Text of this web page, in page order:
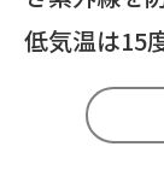
低気温は15